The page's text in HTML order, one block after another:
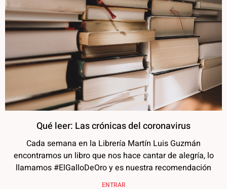
Qué leer: Las crónicas del coronavirus
Cada semana en la Librería Martín Luis Guzmán
encontramos un libro que nos hace cantar de alegría, lo
llamamos #ElGalloDeOro y es nuestra recomendación
ENTRAR